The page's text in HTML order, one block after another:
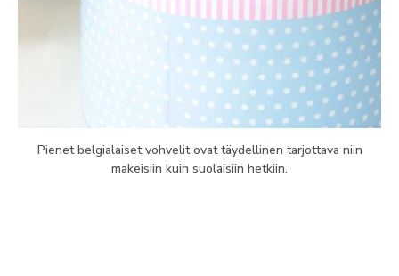
Pienet belgialaiset vohvelit ovat täydellinen tarjottava niin
makeisiin kuin suolaisiin hetkiin.